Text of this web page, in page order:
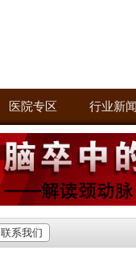
医院专区 行业新
联系我们